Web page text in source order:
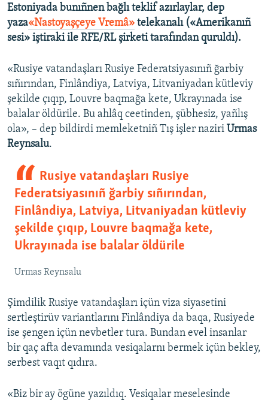
Estoniyada bunıñnen bağlı teklif azırlaylar, dep
yaza«Nastoyaşçeye Vremâ» telekanalı («Amerikanıñ
sesi» iştiraki ile RFE/RL şirketi tarafından quruldı).
«Rusiye vatandaşları Rusiye Federatsiyasınıñ ğarbiy
sıñırından, Finlândiya, Latviya, Litvaniyadan kütleviy
şekilde çıqıp, Louvre baqmağa kete, Ukrayınada ise
balalar öldürile. Bu ahlâq ceetinden, şübhesiz, yañlış
ola», – dep bildirdi memleketniñ Tış işler naziri Urmas
Reynsalu.
Rusiye vatandaşları Rusiye
Federatsiyasınıñ ğarbiy sıñırından,
Finlândiya, Latviya, Litvaniyadan kütleviy
şekilde çıqıp, Louvre baqmağa kete,
Ukrayınada ise balalar öldürile
Urmas Reynsalu
Şimdilik Rusiye vatandaşları içün viza siyasetini
sertleştirüv variantlarını Finlândiya da baqa, Rusiyede
ise şengen içün nevbetler tura. Bundan evel insanlar
bir qaç afta devamında vesiqalarnı bermek içün bekley,
serbest vaqıt qıdıra.
«Biz bir ay ögüne yazıldıq. Vesiqalar meselesinde